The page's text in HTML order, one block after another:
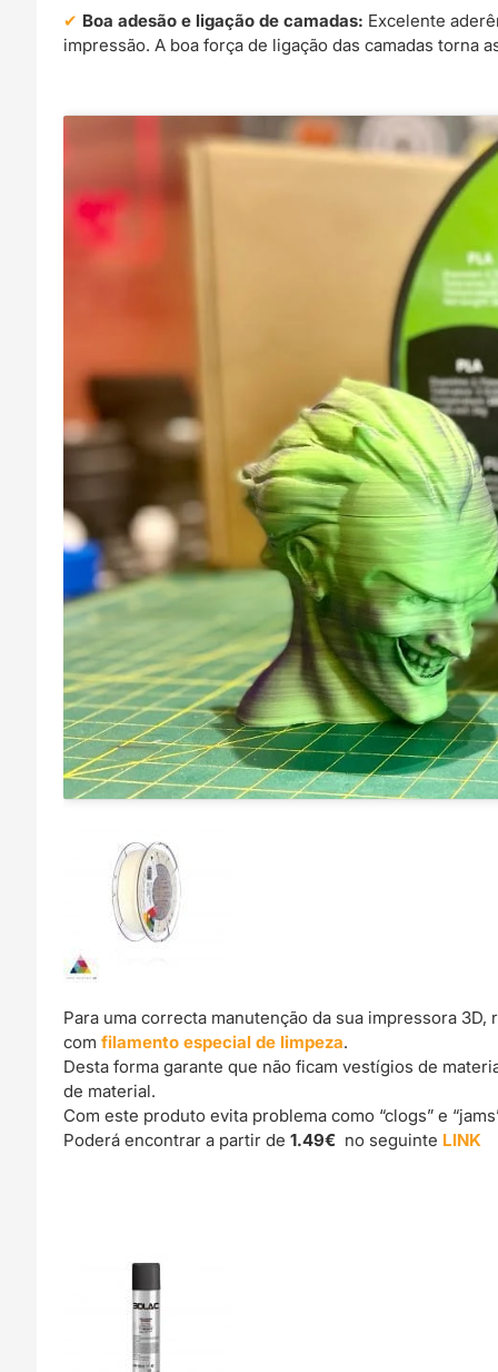
Boa adesão e ligação de camadas: Excelente
impressão. A boa força de ligação das camadas torna
Para uma correcta manutenção da sua impressora
com filamento especial de limpeza.
Desta forma garante que não ficam vestígios de
de material.
Com este produto evita problema como “clogs” e
Poderá encontrar a partir de1.49€ no seguinte LINK